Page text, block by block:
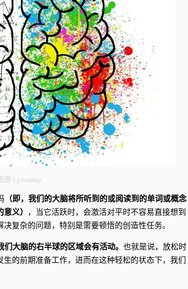
源 | pixabay
（即，我们的大脑将所听到的或阅读到的单词或概念
义）
，当它活跃时，会激活对平时不容易直接想到
复杂的问题，特别是需要顿悟的创造性任务。
大脑的右半球的区域会有活动。 也就是说，放松时
的前期准备工作，进而在这种轻松的状态下，我们